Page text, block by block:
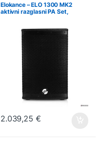
Elokance – ELO 1300 MK2
aktivni razglasni PA Set,
2.039,25 €